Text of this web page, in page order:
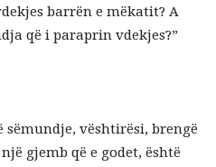
barrën e mëkatit? A
që i paraprin vdekjes?”
sëmundje, vështirësi, brengë
gjemb që e godet, është